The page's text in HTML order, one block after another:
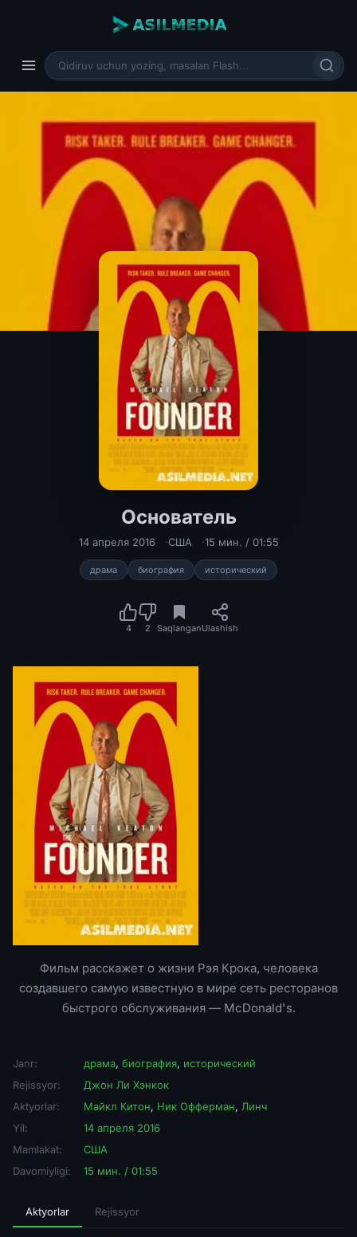
Основатель
14 апреля 2016 США 15 мин. / 01:55
драма биография исторический
4 2 SaqlanganUlashish
Фильм расскажет о жизни Рэя Крока, человека
создавшего самую известную в мире сеть ресторанов
быстрого обслуживания — McDonald's.
Janr: драма, биография, исторический
Rejissyor:
Джон Ли Хэнкок
Aktyorlar:
Майкл Китон, Ник Офферман, Линч
Yil:
14 апреля 2016
Mamlakat:
США
Davomiyligi:
15 мин. / 01:55
Aktyorlar Rejissyor